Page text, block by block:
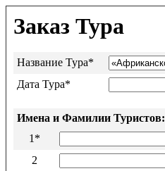
Заказ Тура
Название Тура*
Дата Тура*
Имена и Фамилии Туристов:
1*
2